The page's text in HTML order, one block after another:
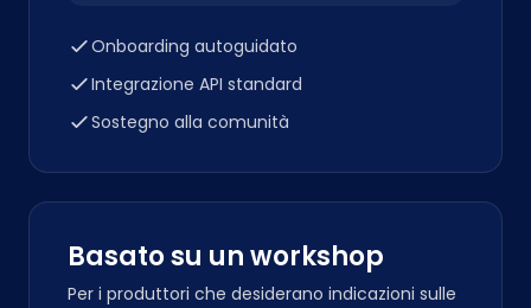
Onboarding autoguidato
Integrazione API standard
Sostegno alla comunità
Basato su un workshop
Per i produttori che desiderano indicazioni sulle